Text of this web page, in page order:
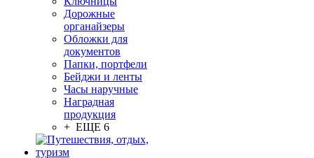
Дорожные
органайзеры
Обложки для
документов
Папки, портфели
Бейджи и ленты
Часы наручные
Наградная
продукция
+ ЕЩЕ 6